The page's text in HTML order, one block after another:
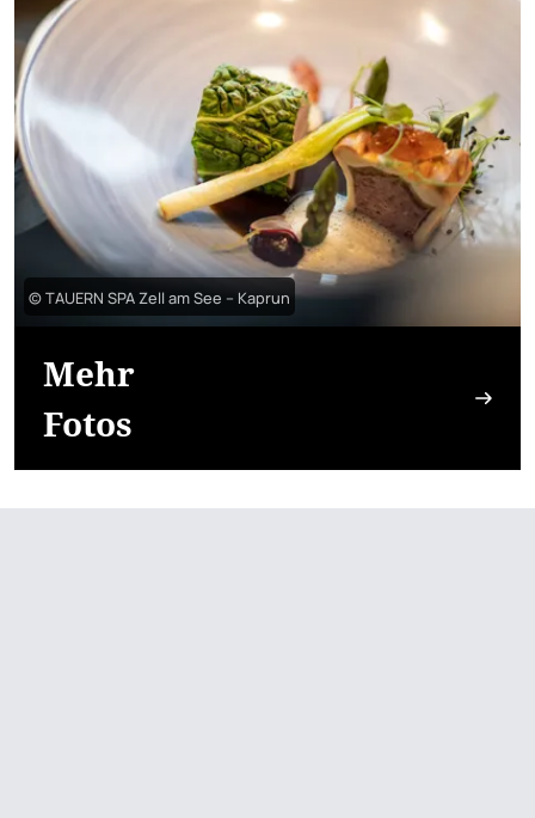
© TAUERN SPA Zell am See – Kaprun
Mehr
Fotos